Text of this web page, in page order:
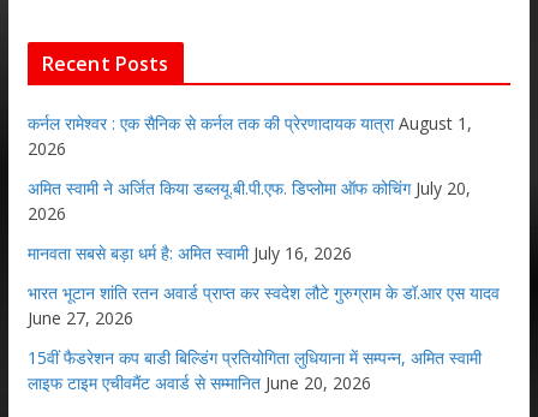
Recent Posts
कर्नल रामेश्वर : एक सैनिक से कर्नल तक की प्रेरणादायक यात्रा August 1,
2026
अमित स्वामी ने अर्जित किया डब्लयू.बी.पी.एफ. डिप्लोमा ऑफ कोचिंग July 20,
2026
मानवता सबसे बड़ा धर्म है: अमित स्वामी July 16, 2026
भारत भूटान शांति रतन अवार्ड प्राप्त कर स्वदेश लौटे गुरुग्राम के डॉ.आर एस यादव
June 27, 2026
15वीं फैडरेशन कप बाडी बिल्डिंग प्रतियोगिता लुधियाना में सम्पन्न, अमित स्वामी
लाइफ टाइम एचीवमैंट अवार्ड से सम्मानित June 20, 2026